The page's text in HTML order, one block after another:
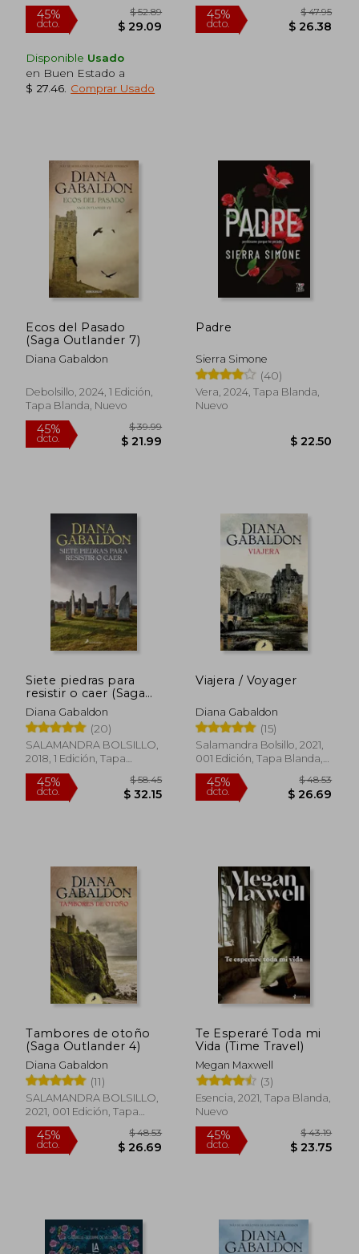
45%
dcto. $ 29.09
Disponible Usado
en Buen Estado a
$ 27.46 Comprar Usado
45%
dcto.
Ecos del Pasado
(Saga Outlander 7)
Diana Gabaldon
Debolsillo, 2024, 1 Edición,
Tapa Blanda, Nuevo
45%
Padre
Sierra Simone
(40)
Vera, 2024, Tapa Blanda,
Nuevo
Siete piedras para
resistir o caer (Saga
Claire Randall)
Diana Gabaldon
(20)
SALAMANDRA BOLSILLO,
2018, 1 Edición, Tapa
Blanda, Nuevo
45%
dcto.
Viajera / Voyager
Diana Gabaldon
(15)
Salamandra Bolsillo, 2021,
001 Edición, Tapa Blanda,
Nuevo
45%
dcto.
Tambores de otoño
(Saga Outlander 4)
Diana Gabaldon
(11)
SALAMANDRA BOLSILLO,
2021, 001 Edición, Tapa
Blanda, Nuevo
Te Esperaré Toda mi
Vida (Time Travel)
Megan Maxwell
(3)
Esencia, 2021, Tapa Blanda,
Nuevo